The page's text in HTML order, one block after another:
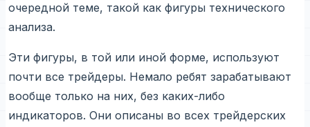
очередной теме, такой как фигуры технического
анализа.
Эти фигуры, в той или иной форме, используют
почти все трейдеры. Немало ребят зарабатывают
вообще только на них, без каких-либо
индикаторов. Они описаны во всех трейдерских